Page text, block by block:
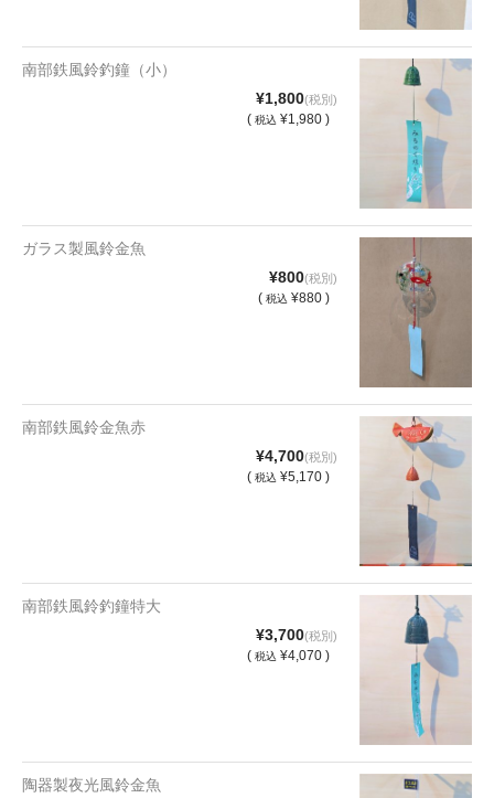
南部鉄風鈴釣鐘（小）
¥1,800(税別)
( 税込 ¥1,980 )
ガラス製風鈴金魚
¥800(税別)
( 税込 ¥880 )
南部鉄風鈴金魚赤
¥4,700(税別)
( 税込 ¥5,170 )
南部鉄風鈴釣鐘特大
¥3,700(税別)
( 税込 ¥4,070 )
陶器製夜光風鈴金魚